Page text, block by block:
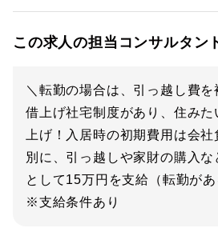
この求人の担当コンサルタン
＼転勤の場合は、引っ越し費を
借上げ社宅制度があり、住み
上げ！入居時の初期費用は会社
別に、引っ越しや家財の購入
として15万円を支給（転勤があ
※支給条件あり